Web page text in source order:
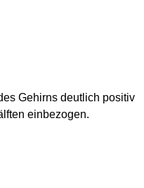
Gehirns deutlich positiv
einbezogen.